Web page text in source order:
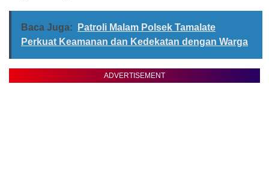
Baca Juga:
Patroli Malam Polsek Tamalate
Perkuat Keamanan dan Kedekatan dengan Warga
ADVERTISEMENT